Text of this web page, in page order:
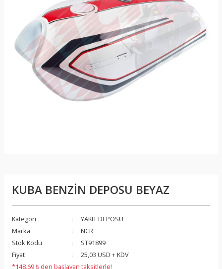
KUBA BENZİN DEPOSU BEYAZ
Kategori
YAKIT DEPOSU
Marka
NCR
Stok Kodu
ST91899
Fiyat
25,03 USD + KDV
*148,69 ₺ den başlayan taksitlerle!